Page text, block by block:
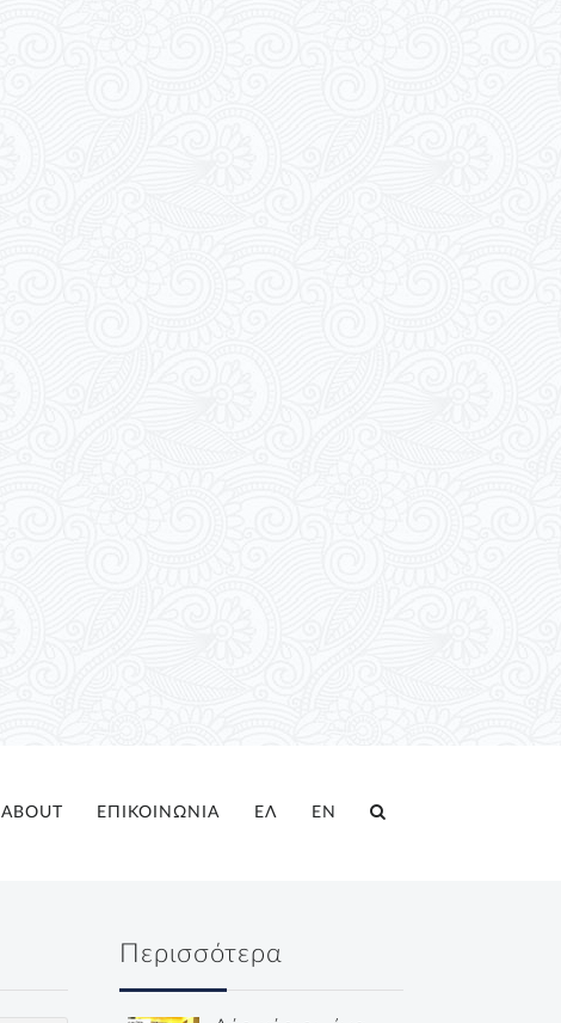
ABOUT ΕΠΙΚΟΙΝΩΝΙΑ ΕΛ EN
Περισσότερα